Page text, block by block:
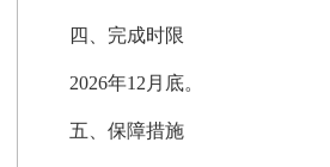
四、完成时限
2026年12月 底。
五、保障措施